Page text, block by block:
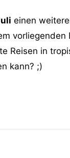
einen
vorliegenden
Reisen in
kann? ;)